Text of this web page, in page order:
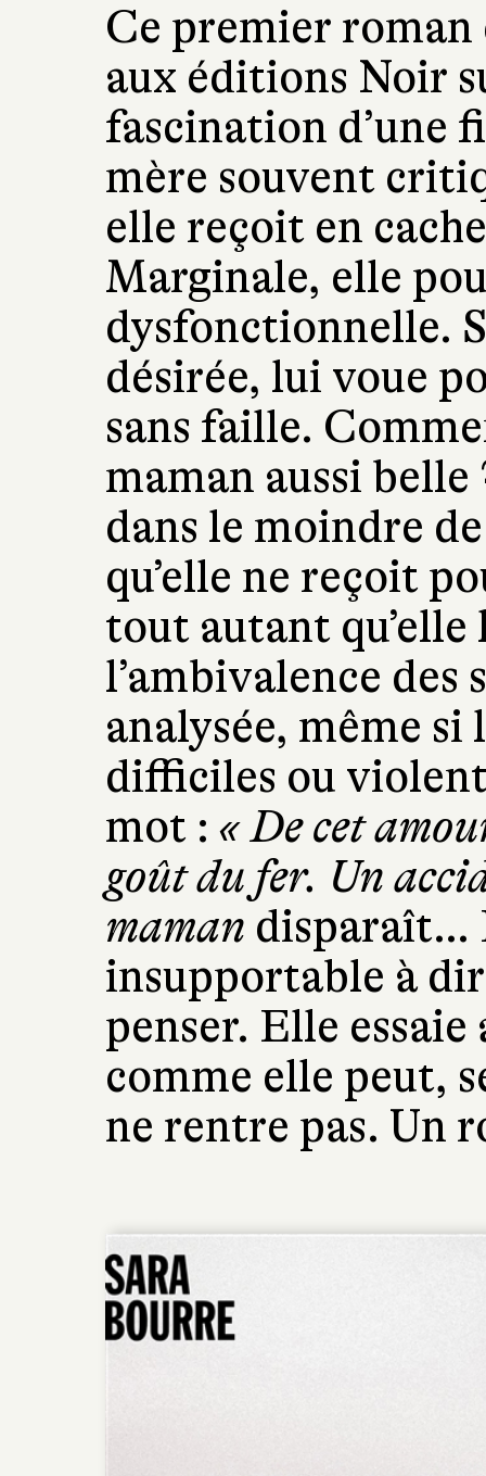
Ce premier
aux éditions Noir
fascination d’une
mère souvent
elle reçoit en
Marginale, elle
dysfonctionnelle.
désirée, lui voue
sans faille.
maman aussi
dans le moindre
qu’elle ne reçoit
tout autant qu’elle
l’ambivalence
analysée, même si
difficiles ou
mot : « De cet
goût du fer. Un
maman disparaît…
insupportable à
penser. Elle
comme elle peut,
ne rentre pas. Un